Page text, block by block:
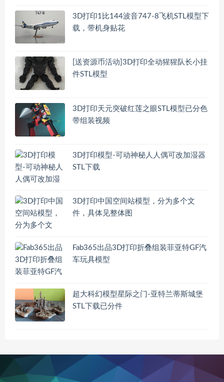
3D打印1比144波音747-8飞机STL模型下
载，带机身贴花
[送资源币活动]3D打印全动猩猩队长小挂
件STL模型
3D打印天元突破红莲之眼STL模型已分色
带组装视频
3D打印模型-可动神秘人人偶可改加湿器
STL下载
3D打印中国空间站模型，分为多个文
件，具体见整体图
Fab365出品3D打印折叠组装菲亚特GF汽
车玩具模型
超大科幻模型星际之门-亚特兰蒂斯城堡
STL下载已分件